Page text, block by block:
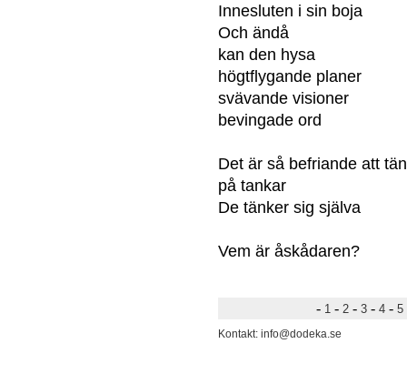
Innesluten i sin boja
Och ändå
kan den hysa
högtflygande planer
svävande visioner
bevingade ord
Det är så befriande att
på tankar
De tänker sig själva
Vem är åskådaren?
-1 -2 -3 -4 -5
Kontakt: info@dodeka.se